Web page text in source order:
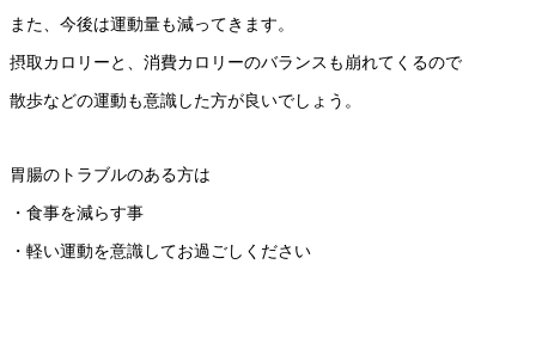
また、今後は運動量も減ってきます。
摂取カロリーと、消費カロリーのバランスも崩れてくるので
散歩などの運動も意識した方が良いでしょう。
胃腸のトラブルのある方は
・食事を減らす事
・軽い運動を意識してお過ごしください